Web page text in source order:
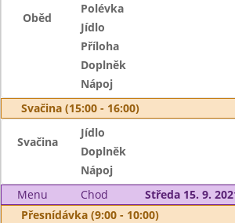
Oběd
Polévka
Jídlo
Příloha
Doplněk
Nápoj
Svačina (15:00 - 16:00)
Svačina
Jídlo
Doplněk
Nápoj
Menu
Chod
Středa 15. 9.
Přesnídávka (9:00 - 10:00)